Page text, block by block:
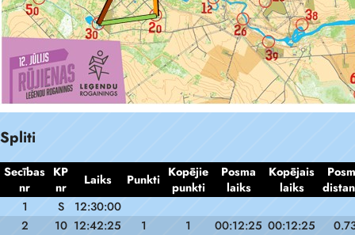
Spliti
Secības
nr
KP
nr
Laiks Punkti Kopējie
punkti
Posma
laiks
Kopējais
laiks
1
S
12:30:00
2
10 12:42:25 1 1 00:12:25 00:12:25